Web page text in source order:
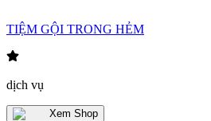
TIỆM GỘI TRONG HẺM
dịch vụ
Xem Shop